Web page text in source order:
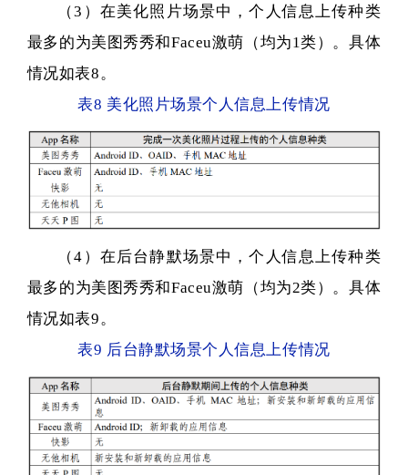
（3）在美化照片场景中，个人信息上传种类
最多的为美图秀秀和Faceu激萌（均为1类）。具体
情况如表8。
表8 美化照片场景个人信息上传情况
（4）在后台静默场景中，个人信息上传种类
最多的为美图秀秀和Faceu激萌（均为2类）。具体
情况如表9。
表9 后台静默场景个人信息上传情况